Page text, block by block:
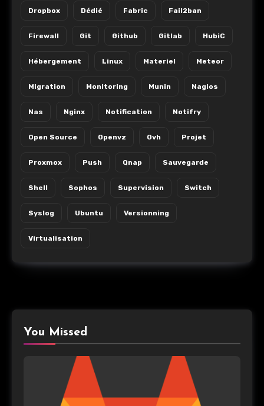
Dropbox Dédié Fabric Fail2ban
Firewall Git Github Gitlab HubiC
Hébergement Linux Materiel Meteor
Migration Monitoring Munin Nagios
Nas Nginx Notification Notifry
Open Source Openvz Ovh Projet
Proxmox Push Qnap Sauvegarde
Shell Sophos Supervision Switch
Syslog Ubuntu Versionning
Virtualisation
You Missed